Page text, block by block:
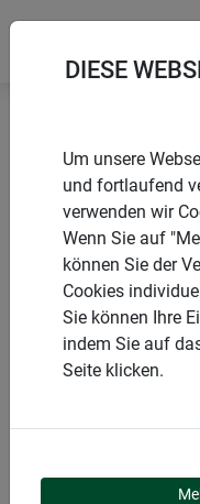
Startseite
PRODUKTE
DIESE
Um unsere
und fortlaufend
verwenden wir
Wenn Sie auf
können Sie der
Cookies
Sie können Ihre
indem Sie auf
Seite klicken.